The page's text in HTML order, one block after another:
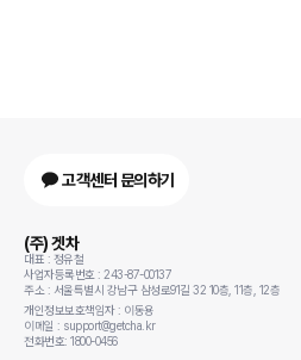
고객센터 문의하기
(주) 겟차
대표 : 정유철
사업자등록번호 : 243-87-00137
주소 : 서울특별시 강남구 삼성로91길 32 10층, 11층, 12층
개인정보보호책임자 : 이동용
이메일 : support@getcha.kr
전화번호: 1800-0456